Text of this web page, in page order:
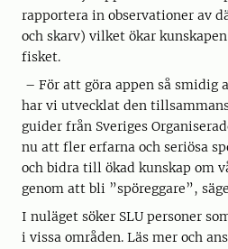
rapportera in observationer av
och skarv) vilket ökar
fisket.
– För att göra appen så smidig
har vi utvecklat den
guider från Sveriges
nu att fler erfarna och seriösa
och bidra till ökad kunskap om
genom att bli ”spöreggare”,
I nuläget söker SLU personer
i vissa områden. Läs mer och